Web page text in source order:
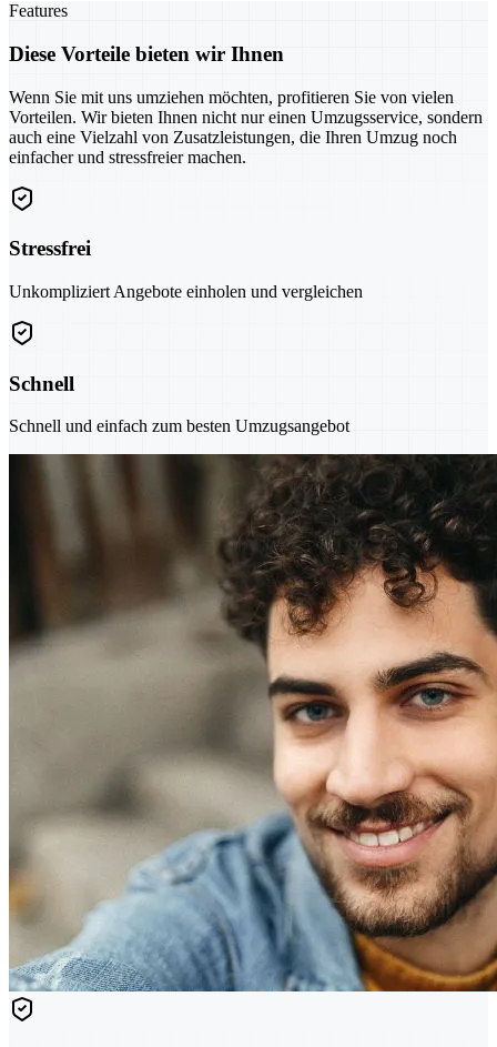
Features
Diese Vorteile bieten wir Ihnen
Wenn Sie mit uns umziehen möchten, profitieren Sie von vielen
Vorteilen. Wir bieten Ihnen nicht nur einen Umzugsservice, sondern
auch eine Vielzahl von Zusatzleistungen, die Ihren Umzug noch
einfacher und stressfreier machen.
Stressfrei
Unkompliziert Angebote einholen und vergleichen
Schnell
Schnell und einfach zum besten Umzugsangebot